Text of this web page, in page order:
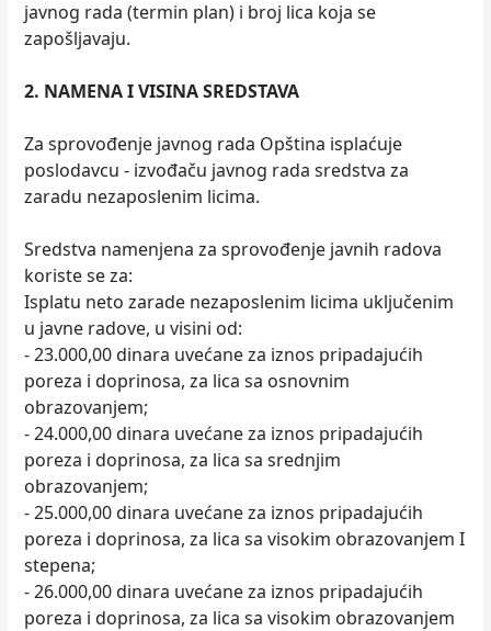
javnog rada (termin plan) i broj lica koja se
zapošljavaju.
2. NAMENA I VISINA SREDSTAVA
Za sprovođenje javnog rada Opština isplaćuje
poslodavcu - izvođaču javnog rada sredstva za
zaradu nezaposlenim licima.
Sredstva namenjena za sprovođenje javnih radova
koriste se za:
Isplatu neto zarade nezaposlenim licima uključenim
u javne radove, u visini od:
- 23.000,00 dinara uvećane za iznos pripadajućih
poreza i doprinosa, za lica sa osnovnim
obrazovanjem;
- 24.000,00 dinara uvećane za iznos pripadajućih
poreza i doprinosa, za lica sa srednjim
obrazovanjem;
- 25.000,00 dinara uvećane za iznos pripadajućih
poreza i doprinosa, za lica sa visokim obrazovanjem I
stepena;
- 26.000,00 dinara uvećane za iznos pripadajućih
poreza i doprinosa, za lica sa visokim obrazovanjem